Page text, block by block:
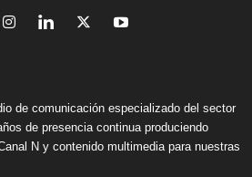
de comunicación especializado del sector
de presencia continua produciendo
N y contenido multimedia para nuestras